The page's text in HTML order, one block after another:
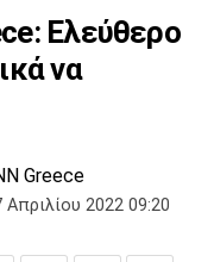
Ελεύθερο
να
Greece
Απριλίου 2022 09:20